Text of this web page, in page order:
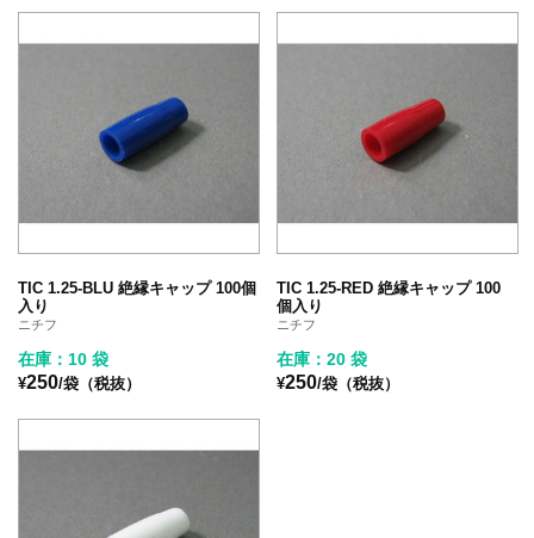
TIC 1.25-BLU 絶縁キャップ 100個
入り
ニチフ
在庫：10 袋
¥250/袋（税抜）
TIC 1.25-RED 絶縁キャップ 100
個入り
ニチフ
在庫：20 袋
¥250/袋（税抜）